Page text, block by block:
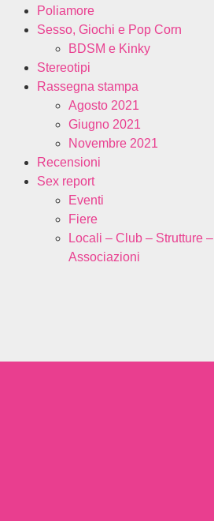
Poliamore
Sesso, Giochi e Pop Corn
BDSM e Kinky
Stereotipi
Rassegna stampa
Agosto 2021
Giugno 2021
Novembre 2021
Recensioni
Sex report
Eventi
Fiere
Locali – Club – Strutture –
Associazioni